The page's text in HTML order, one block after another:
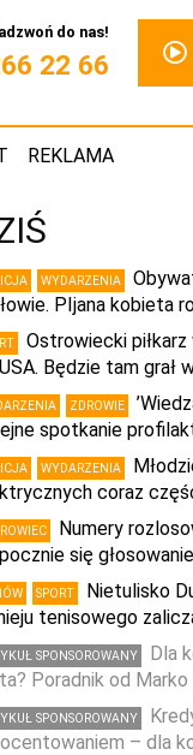
do nas!
22 66
REKLAMA
WYDARZENIA
PIjana kobieta
Ostrowiecki
Będzie tam grał
ZDROWIE
spotkanie
WYDARZENIA
coraz
Numery
się
SPORT
Nietulisko
tenisowego
SPONSOROWANY
Dla
Poradnik od Marko
SPONSOROWANY
– dla